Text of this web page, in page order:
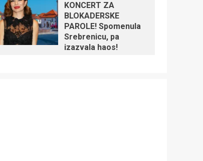
KONCERT ZA
BLOKADERSKE
PAROLE! Spomenula
Srebrenicu, pa
izazvala haos!